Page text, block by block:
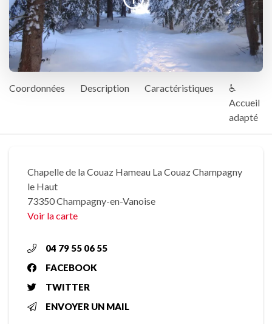
Coordonnées Description Caractéristiques
♿
Accueil
adapté
Chapelle de la Couaz Hameau La Couaz Champagny
le Haut
73350 Champagny-en-Vanoise
Voir la carte
04 79 55 06 55
FACEBOOK
TWITTER
ENVOYER UN MAIL